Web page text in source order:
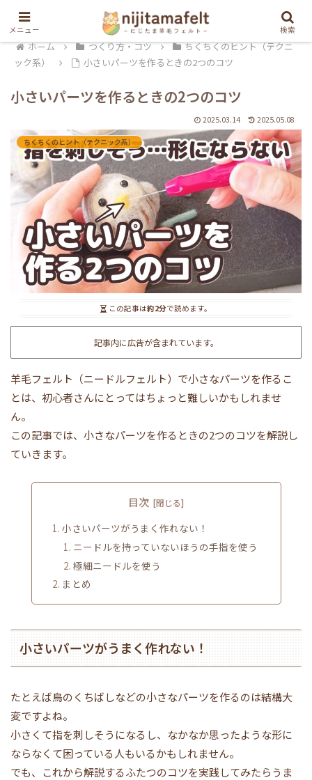
ホーム つくり方・コツ
ちくちくのヒント（テクニ
ック系）
小さいパーツを作るときの2つのコツ
小さいパーツを作るときの2つのコツ
2025.03.14 2025.05.08
ちくちくのヒント（テクニック系）
この記事は約2分で読めます。
記事内に広告が含まれています。
羊毛フェルト（ニードルフェルト）で小さなパーツを作るこ
とは、初心者さんにとってはちょっと難しいかもしれませ
ん。
この記事では、小さなパーツを作るときの2つのコツを解説し
ていきます。
目次
小さいパーツがうまく作れない！
ニードルを持っていないほうの手指を使う
極細ニードルを使う
まとめ
小さいパーツがうまく作れない！
たとえば鳥のくちばしなどの小さなパーツを作るのは結構大
変ですよね。
小さくて指を刺しそうになるし、なかなか思ったような形に
ならなくて困っている人もいるかもしれません。
でも、これから解説するふたつのコツを実践してみたらうま
メニュー 検索